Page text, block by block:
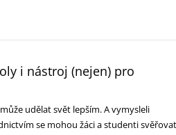
i nástroj (nejen) pro
udělat svět lepším. A vymysleli
se mohou žáci a studenti svěřovat